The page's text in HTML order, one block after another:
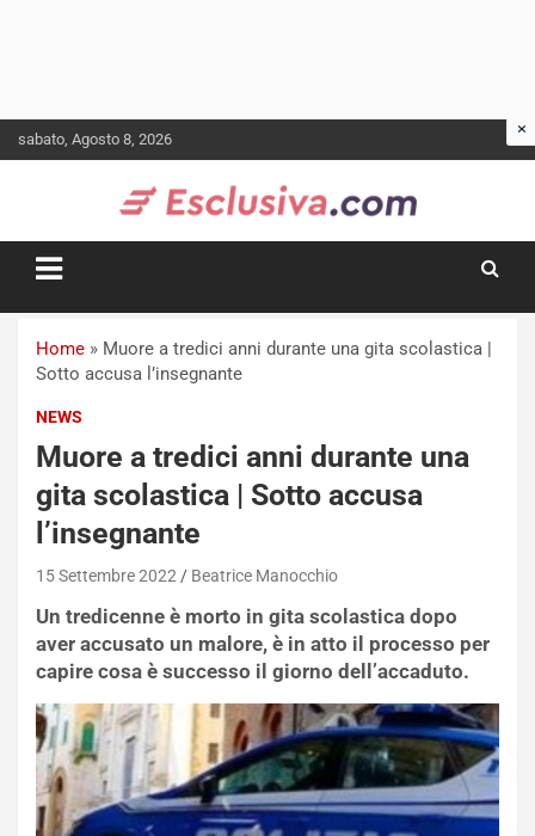
to
sabato, Agosto 8, 2026
Home » Muore a tredici anni durante una gita scolastica |
Sotto accusa l’insegnante
NEWS
Muore a tredici anni durante una
gita scolastica | Sotto accusa
l’insegnante
15 Settembre 2022 Beatrice Manocchio
Un tredicenne è morto in gita scolastica dopo
aver accusato un malore, è in atto il processo per
capire cosa è successo il giorno dell’accaduto.